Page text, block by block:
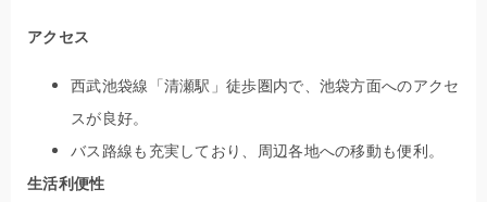
アクセス
西武池袋線「清瀬駅」徒歩圏内で、池袋方面へのアクセ
スが良好。
バス路線も充実しており、周辺各地への移動も便利。
生活利便性